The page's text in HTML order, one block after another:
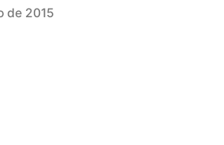
de 2015